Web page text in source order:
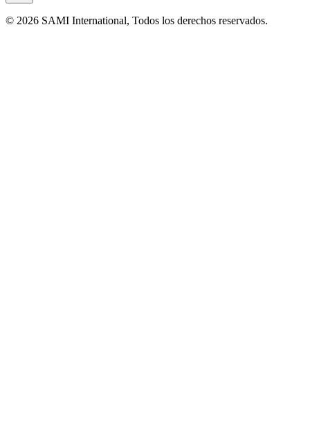
© 2026 SAMI International, Todos los derechos reservados.